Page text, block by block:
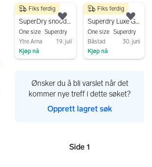
250 kr
SuperDry snood skjerf – unisex – blå/hvit
One size Superdry
Ytre Arna
19. juli
Kjøp nå
Fiks ferdig
Legg til som favoritt.
100 kr
Superdry Luxe Grindle cap dame Str ONE SIZE
One size Superdry
Båstad
30. juni
Kjøp nå
Fiks ferdig
Ønsker du å bli varslet når det
kommer nye treff i dette søket?
Opprett lagret søk
Sider
Side 1